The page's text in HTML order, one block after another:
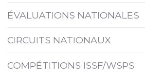
ÉVALUATIONS NATIONALES
CIRCUITS NATIONAUX
COMPÉTITIONS ISSF/WSPS